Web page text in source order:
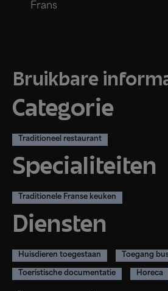
Frans
Bruikbare
Categorie
Traditioneel restaurant
Specialiteiten
Traditionele Franse keuken
Diensten
Huisdieren toegestaan Toegang
Toeristische documentatie Horeca